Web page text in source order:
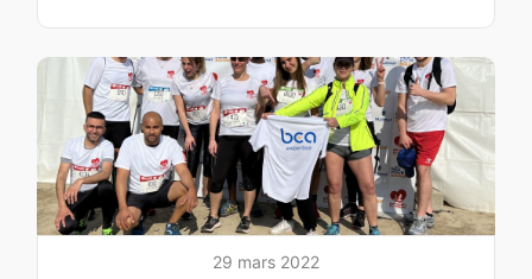
29 mars 2022